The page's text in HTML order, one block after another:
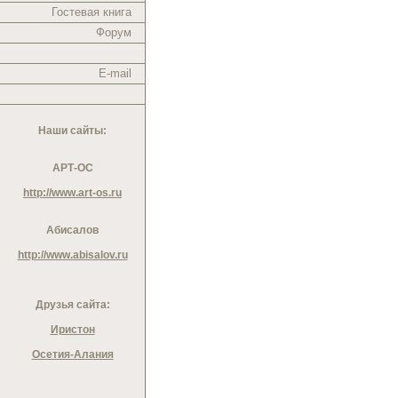
Гостевая книга
Форум
E-mail
Наши сайты:
АРТ-ОС
http://www.art-os.ru
Абисалов
http://www.abisalov.ru
Друзья сайта:
Иристон
Осетия-Алания